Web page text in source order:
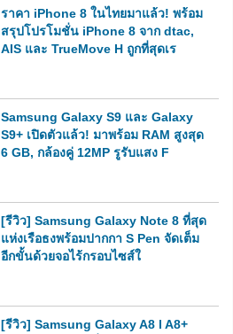
ราคา iPhone 8 ในไทยมาแล้ว! พร้อม
สรุปโปรโมชั่น iPhone 8 จาก dtac,
AIS และ TrueMove H ถูกที่สุดเร
Samsung Galaxy S9 และ Galaxy
S9+ เปิดตัวแล้ว! มาพร้อม RAM สูงสุด
6 GB, กล้องคู่ 12MP รูรับแสง F
[รีวิว] Samsung Galaxy Note 8 ที่สุด
แห่งเรือธงพร้อมปากกา S Pen จัดเต็ม
อีกขั้นด้วยจอไร้กรอบไซส์ใ
[รีวิว] Samsung Galaxy A8 l A8+